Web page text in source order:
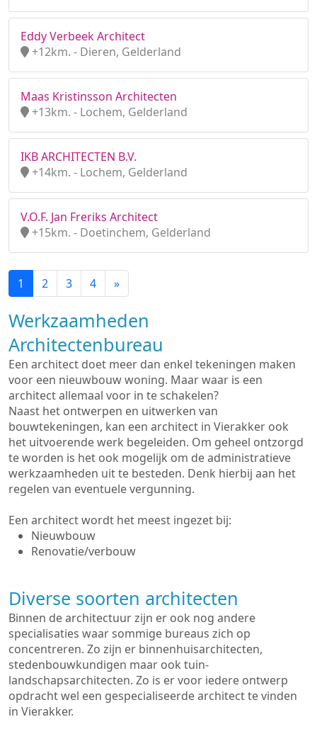
Eddy Verbeek Architect
+12km. - Dieren, Gelderland
Maas Kristinsson Architecten
+13km. - Lochem, Gelderland
IKB ARCHITECTEN B.V.
+14km. - Lochem, Gelderland
V.O.F. Jan Freriks Architect
+15km. - Doetinchem, Gelderland
1 2 3 4 »
Werkzaamheden
Architectenbureau
Een architect doet meer dan enkel tekeningen maken
voor een nieuwbouw woning. Maar waar is een
architect allemaal voor in te schakelen?
Naast het ontwerpen en uitwerken van
bouwtekeningen, kan een architect in Vierakker ook
het uitvoerende werk begeleiden. Om geheel ontzorgd
te worden is het ook mogelijk om de administratieve
werkzaamheden uit te besteden. Denk hierbij aan het
regelen van eventuele vergunning.
Een architect wordt het meest ingezet bij:
Nieuwbouw
Renovatie/verbouw
Diverse soorten architecten
Binnen de architectuur zijn er ook nog andere
specialisaties waar sommige bureaus zich op
concentreren. Zo zijn er binnenhuisarchitecten,
stedenbouwkundigen maar ook tuin-
landschapsarchitecten. Zo is er voor iedere ontwerp
opdracht wel een gespecialiseerde architect te vinden
in Vierakker.